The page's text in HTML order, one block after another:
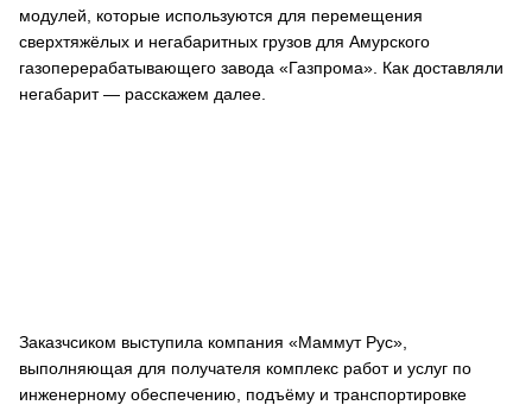
модулей, которые используются для перемещения
сверхтяжёлых и негабаритных грузов для Амурского
газоперерабатывающего завода «Газпрома». Как доставляли
негабарит — расскажем далее.
Заказчсиком выступила компания «Маммут Рус»,
выполняющая для получателя комплекс работ и услуг по
инженерному обеспечению, подъёму и транспортировке